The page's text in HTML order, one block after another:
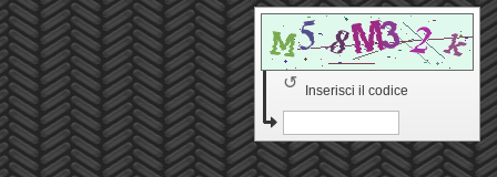
Inserisci il codice
↺